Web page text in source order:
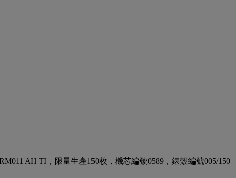
AH TI，限量生產150枚，機芯編號0589，錶殼編號005/150